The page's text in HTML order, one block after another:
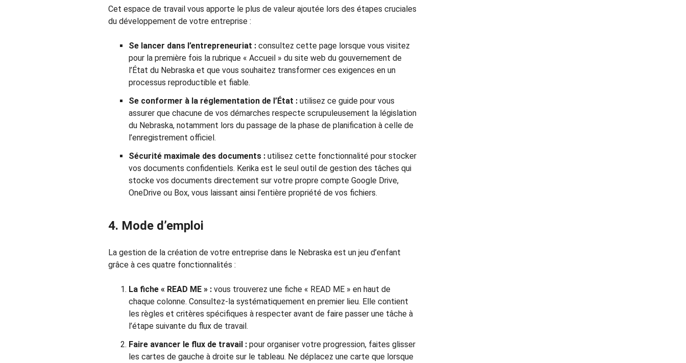
Cet espace de travail vous apporte le plus de valeur ajoutée lors des étapes cruciales
du développement de votre entreprise :
Se lancer dans l’entrepreneuriat : consultez cette page lorsque vous visitez
pour la première fois la rubrique « Accueil » du site web du gouvernement de
l’État du Nebraska et que vous souhaitez transformer ces exigences en un
processus reproductible et fiable.
Se conformer à la réglementation de l’État : utilisez ce guide pour vous
assurer que chacune de vos démarches respecte scrupuleusement la législation
du Nebraska, notamment lors du passage de la phase de planification à celle de
l’enregistrement officiel.
Sécurité maximale des documents : utilisez cette fonctionnalité pour stocker
vos documents confidentiels. Kerika est le seul outil de gestion des tâches qui
stocke vos documents directement sur votre propre compte Google Drive,
OneDrive ou Box, vous laissant ainsi l’entière propriété de vos fichiers.
4. Mode d’emploi
La gestion de la création de votre entreprise dans le Nebraska est un jeu d’enfant
grâce à ces quatre fonctionnalités :
La fiche « READ ME » : vous trouverez une fiche « READ ME » en haut de
chaque colonne. Consultez-la systématiquement en premier lieu. Elle contient
les règles et critères spécifiques à respecter avant de faire passer une tâche à
l’étape suivante du flux de travail.
Faire avancer le flux de travail : pour organiser votre progression, faites glisser
les cartes de gauche à droite sur le tableau. Ne déplacez une carte que lorsque